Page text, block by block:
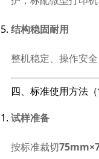
结构稳固耐用
整机稳定、操作安
四、标准使用方法
试样准备
按标准裁切